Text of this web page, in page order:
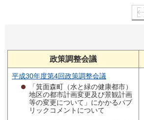
政策調整会議
平成30年度第4回政策調整会議
「箕面森町（水と緑の健康都市）
地区の都市計画変更及び景観計画
等の変更について」にかかるパブ
リックコメントについて